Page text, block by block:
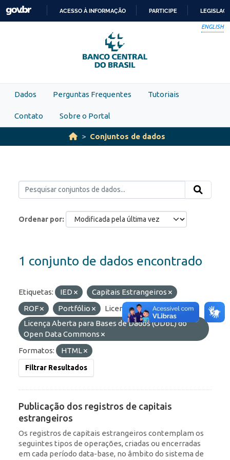
Skip to main content
PARA
O
CONTEÚDO
ACESSO À INFORMAÇÃO PARTICIPE
ENGLISH
Dados Perguntas Frequentes Tutoriais
Contato Sobre o Portal
Conjuntos de dados
Ordenar por
1 conjunto de dados encontrado
Etiquetas: IED
Capitais Estrangeiros
ROF
Portfólio
Licenças:
Licença Aberta para Bases de Dados (ODbL) do
Open Data Commons
Formatos:
HTML
Filtrar Resultados
Publicação dos registros de capitais
estrangeiros
Os registros de capitais estrangeiros contemplam os
seguintes tipos de operações, criadas ou encerradas
em cada período data-base, no âmbito do sistema de